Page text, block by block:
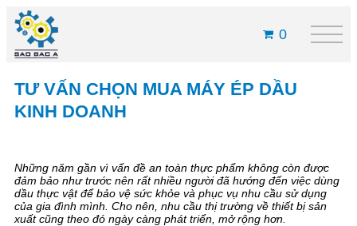
0
TƯ VẤN CHỌN MUA MÁY ÉP DẦU
KINH DOANH
Những năm gần vì vấn đề an toàn thực phẩm không còn được
đảm bảo như trước nên rất nhiều người đã hướng đến việc dùng
dầu thực vật để bảo vệ sức khỏe và phục vụ nhu cầu sử dụng
của gia đình mình. Cho nên, nhu cầu thị trường về thiết bị sản
xuất cũng theo đó ngày càng phát triển, mở rộng hơn.